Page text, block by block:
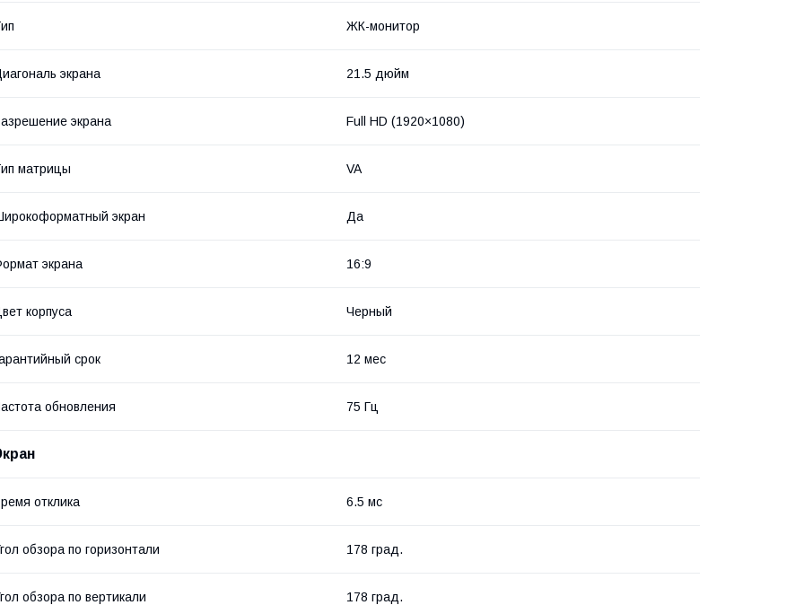
ЖК-монитор
экрана 21.5 дюйм
экрана Full HD (1920×1080)
матрицы VA
экран Да
экрана 16:9
корпуса Черный
срок 12 мес
обновления 75 Гц
отклика 6.5 мс
обзора по горизонтали 178 град.
обзора по вертикали 178 град.